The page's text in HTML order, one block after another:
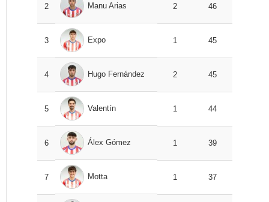
2 Manu Arias 2 46
3 Expo 1 45
4 Hugo Fernández 2 45
5 Valentín 1 44
6 Álex Gómez 1 39
7 Motta 1 37